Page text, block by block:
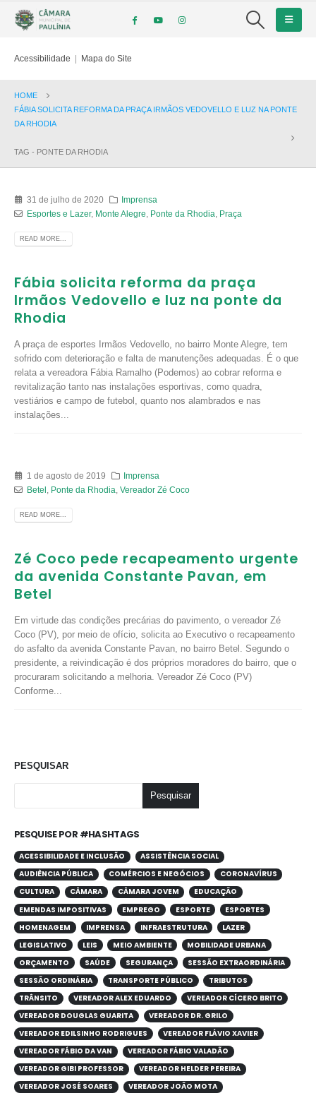
Acessibilidade | Mapa do Site
HOME
FÁBIA SOLICITA REFORMA DA PRAÇA IRMÃOS VEDOVELLO E LUZ NA PONTE
DA RHODIA
TAG - PONTE DA RHODIA
31 de julho de 2020
Imprensa
Esportes e Lazer, Monte Alegre Ponte da Rhodia Praça
READ MORE...
Fábia solicita reforma da praça
Irmãos Vedovello e luz na ponte da
Rhodia
A praça de esportes Irmãos Vedovello, no bairro Monte Alegre, tem
sofrido com deterioração e falta de manutenções adequadas. É o que
relata a vereadora Fábia Ramalho (Podemos) ao cobrar reforma e
revitalização tanto nas instalações esportivas, como quadra,
vestiários e campo de futebol, quanto nos alambrados e nas
instalações...
1 de agosto de 2019
Imprensa
Betel
Ponte da Rhodia Vereador Zé Coco
READ MORE...
Zé Coco pede recapeamento urgente
da avenida Constante Pavan, em
Betel
Em virtude das condições precárias do pavimento, o vereador Zé
Coco (PV), por meio de ofício, solicita ao Executivo o recapeamento
do asfalto da avenida Constante Pavan, no bairro Betel. Segundo o
presidente, a reivindicação é dos próprios moradores do bairro, que o
procuraram solicitando a melhoria. Vereador Zé Coco (PV)
Conforme...
PESQUISAR
Pesquisar
PESQUISE POR #HASHTAGS
ACESSIBILIDADE E INCLUSÃO
ASSISTÊNCIA SOCIAL
AUDIÊNCIA PÚBLICA
COMÉRCIOS E NEGÓCIOS
CORONAVÍRUS
CULTURA
CÂMARA CÂMARA JOVEM
EDUCAÇÃO
EMENDAS IMPOSITIVAS
EMPREGO ESPORTE
ESPORTES
HOMENAGEM
IMPRENSA INFRAESTRUTURA
LAZER
LEGISLATIVO
LEIS MEIO AMBIENTE
MOBILIDADE URBANA
ORÇAMENTO
SAÚDE SEGURANÇA
SESSÃO EXTRAORDINÁRIA
SESSÃO ORDINÁRIA
TRANSPORTE PÚBLICO
TRIBUTOS
TRÂNSITO
VEREADOR ALEX EDUARDO
VEREADOR CÍCERO BRITO
VEREADOR DOUGLAS GUARITA
VEREADOR DR. GRILO
VEREADOR EDILSINHO RODRIGUES
VEREADOR FLÁVIO XAVIER
VEREADOR FÁBIO DA VAN
VEREADOR FÁBIO VALADÃO
VEREADOR GIBI PROFESSOR
VEREADOR HELDER PEREIRA
VEREADOR JOSÉ SOARES
VEREADOR JOÃO MOTA